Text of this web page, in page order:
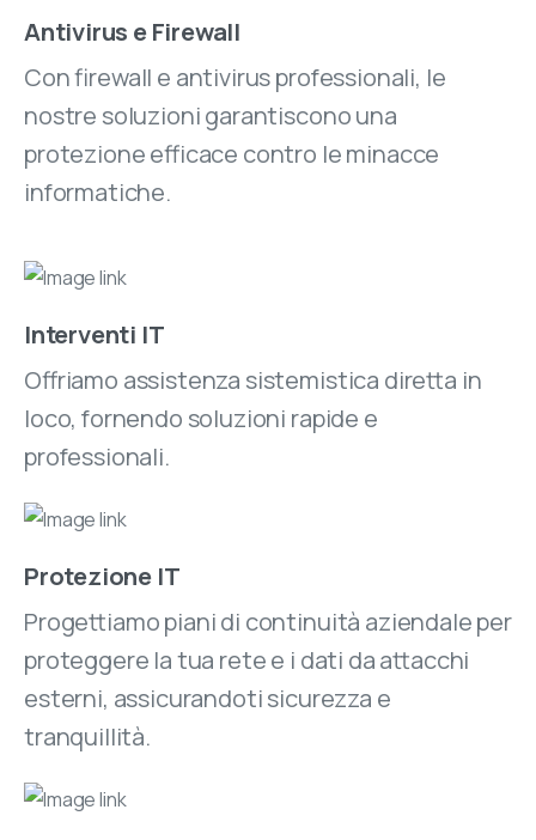
Antivirus e Firewall
Con firewall e antivirus professionali, le
nostre soluzioni garantiscono una
protezione efficace contro le minacce
informatiche.
Interventi IT
Offriamo assistenza sistemistica diretta in
loco, fornendo soluzioni rapide e
professionali.
Protezione IT
Progettiamo piani di continuità aziendale per
proteggere la tua rete e i dati da attacchi
esterni, assicurandoti sicurezza e
tranquillità.